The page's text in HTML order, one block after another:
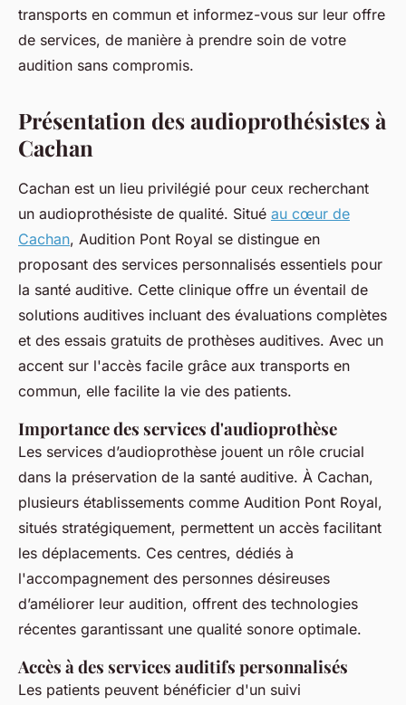
transports en commun et informez-vous sur leur offre
de services, de manière à prendre soin de votre
audition sans compromis.
Présentation des audioprothésistes à
Cachan
Cachan est un lieu privilégié pour ceux recherchant
un audioprothésiste de qualité. Situé au cœur de
Cachan, Audition Pont Royal se distingue en
proposant des services personnalisés essentiels pour
la santé auditive. Cette clinique offre un éventail de
solutions auditives incluant des évaluations complètes
et des essais gratuits de prothèses auditives. Avec un
accent sur l'accès facile grâce aux transports en
commun, elle facilite la vie des patients.
Importance des services d'audioprothèse
Les services d’audioprothèse jouent un rôle crucial
dans la préservation de la santé auditive. À Cachan,
plusieurs établissements comme Audition Pont Royal,
situés stratégiquement, permettent un accès facilitant
les déplacements. Ces centres, dédiés à
l'accompagnement des personnes désireuses
d’améliorer leur audition, offrent des technologies
récentes garantissant une qualité sonore optimale.
Accès à des services auditifs personnalisés
Les patients peuvent bénéficier d'un suivi